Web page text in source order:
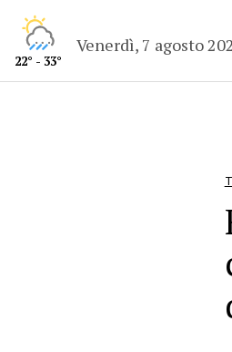
22° - 33°
Venerdì, 7 agosto